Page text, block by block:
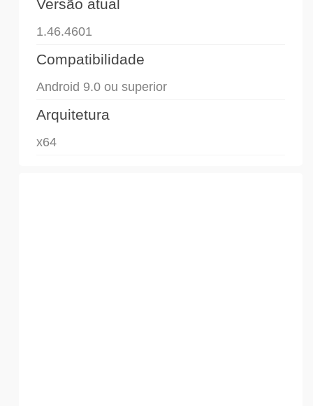
Versão atual
1.46.4601
Compatibilidade
Android 9.0 ou superior
Arquitetura
x64